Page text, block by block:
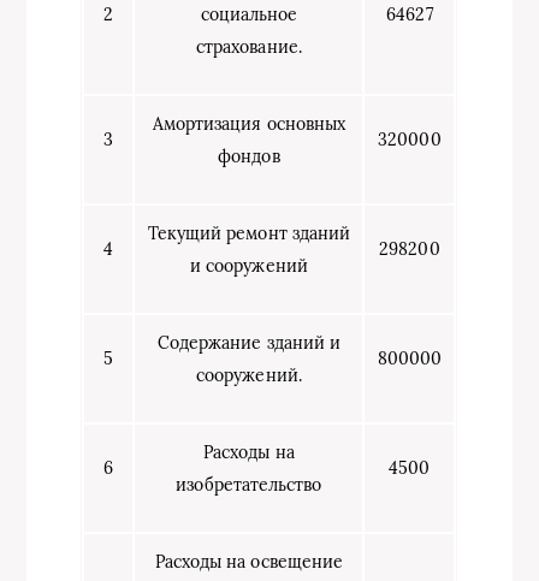
2
социальное
страхование.
64627
3
Амортизация основных
фондов
320000
4
Текущий ремонт зданий
и сооружений
298200
5
Содержание зданий и
сооружений.
800000
6
Расходы на
изобретательство
4500
Расходы на освещение